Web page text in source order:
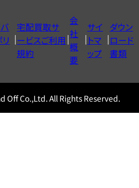
宅配買取サ
ービスご利用
規約
会
社
概
要
サイ
トマ
ップ
ダウン
ロード
書類
Off Co.,Ltd. All Rights Reserved.